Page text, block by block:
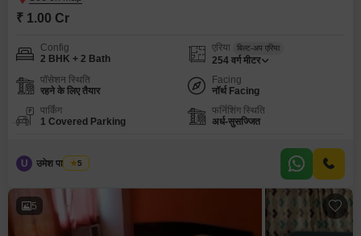
₹ 1.00 Cr
Config
2 BHK + 2 Bath
एरिया बिल्ट-अप एरिया
254 वर्ग मीटर
पॉसेशन स्थिति
रहने के लिए तैयार
Facing
नॉर्थ Facing
पार्किंग
1 Covered Parking
फर्निशिंग स्थिति
अर्ध-सुसज्जित
U उमेश पाल यादव
5
5